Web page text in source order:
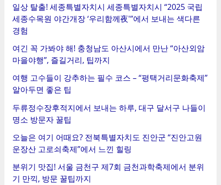
일상 탈출! 세종특별자치시 세종특별자치시 “2025 국립
세종수목원 야간개장 ‘우리함께夜'”에서 보내는 색다른
경험
여긴 꼭 가봐야 해! 충청남도 아산시에서 만난 “아산외암
마을야행”, 즐길거리, 팁까지
여행 고수들이 강추하는 필수 코스 – “평택거리문화축제”
알아두면 좋은 팁
두류정수장후적지에서 보내는 하루, 대구 달서구 나들이
명소 방문자 꿀팁
오늘은 여기 어때요? 전북특별자치도 진안군 “진안고원
운장산 고로쇠축제”에서 느낀 힐링
분위기 맛집! 서울 금천구 제7회 금천과학축제에서 분위
기 만끽, 방문 꿀팁까지